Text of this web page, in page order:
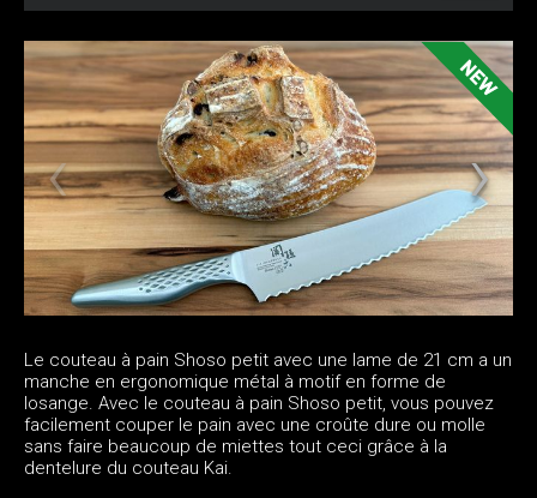
Le couteau à pain Shoso petit avec une lame de 21 cm a un
manche en ergonomique métal à motif en forme de
losange. Avec le couteau à pain Shoso petit, vous pouvez
facilement couper le pain avec une croûte dure ou molle
sans faire beaucoup de miettes tout ceci grâce à la
dentelure du couteau Kai.